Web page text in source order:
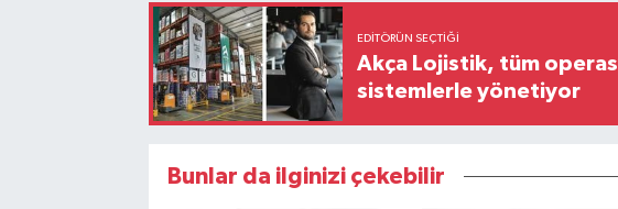
EDITÖRÜN SEÇTIĞI
Akça Lojistik, tüm
sistemlerle yönetiyor
Bunlar da ilginizi çekebilir